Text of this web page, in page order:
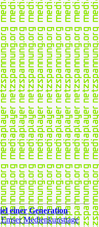
einer Generation
Medienkunsttage